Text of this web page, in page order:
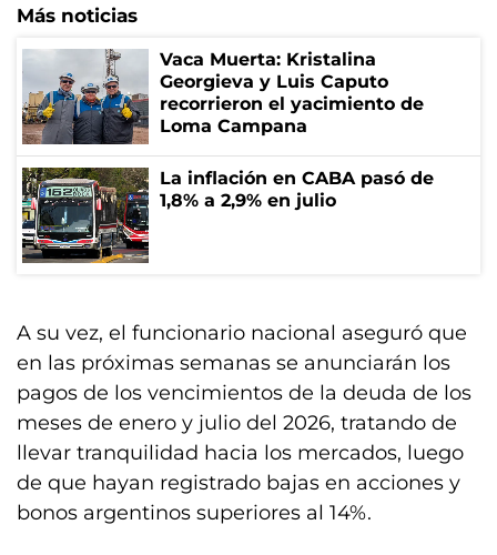
Más noticias
Vaca Muerta: Kristalina
Georgieva y Luis Caputo
recorrieron el yacimiento de
Loma Campana
La inflación en CABA pasó de
1,8% a 2,9% en julio
A su vez, el funcionario nacional aseguró que
en las próximas semanas se anunciarán los
pagos de los vencimientos de la deuda de los
meses de enero y julio del 2026, tratando de
llevar tranquilidad hacia los mercados, luego
de que hayan registrado bajas en acciones y
bonos argentinos superiores al 14%.